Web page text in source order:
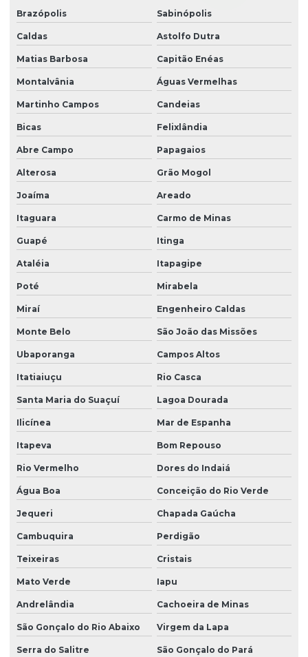
Brazópolis Sabinópolis
Caldas Astolfo Dutra
Matias Barbosa Capitão Enéas
Montalvânia Águas Vermelhas
Martinho Campos Candeias
Bicas Felixlândia
Abre Campo Papagaios
Alterosa Grão Mogol
Joaíma Areado
Itaguara Carmo de Minas
Guapé Itinga
Ataléia Itapagipe
Poté Mirabela
Miraí Engenheiro Caldas
Monte Belo São João das Missões
Ubaporanga Campos Altos
Itatiaiuçu Rio Casca
Santa Maria do Suaçuí Lagoa Dourada
Ilicínea Mar de Espanha
Itapeva Bom Repouso
Rio Vermelho Dores do Indaiá
Água Boa Conceição do Rio Verde
Jequeri Chapada Gaúcha
Cambuquira Perdigão
Teixeiras Cristais
Mato Verde Iapu
Andrelândia Cachoeira de Minas
São Gonçalo do Rio Abaixo Virgem da Lapa
Serra do Salitre São Gonçalo do Pará